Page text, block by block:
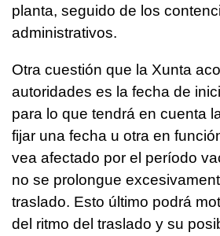
planta, seguido de los
administrativos.
Otra cuestión que la Xunta
autoridades es la fecha de
para lo que tendrá en cuenta
fijar una fecha u otra en
vea afectado por el período
no se prolongue
traslado. Esto último podrá
del ritmo del traslado y su